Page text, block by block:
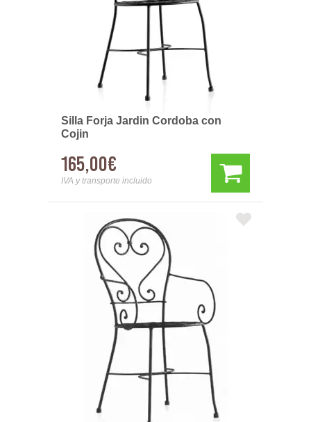
Silla Forja Jardin Cordoba con
Cojin
165,00€
IVA y transporte incluido